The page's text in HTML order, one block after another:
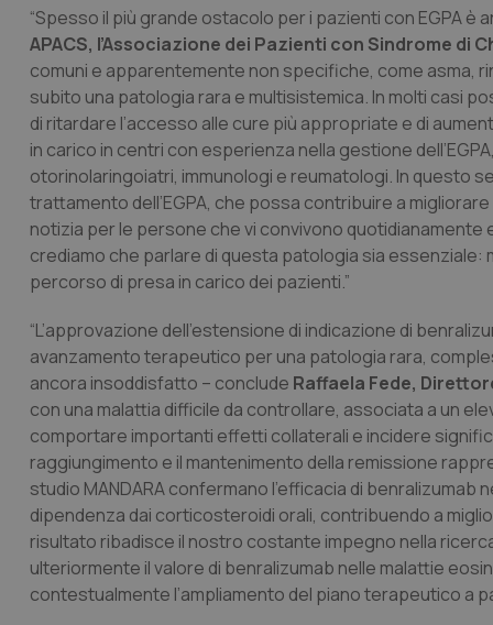
“Spesso il più grande ostacolo per i pazienti con EGPA è
APACS, l’Associazione dei Pazienti con Sindrome di
comuni e apparentemente non specifiche, come asma,
subito una patologia rara e multisistemica. In molti casi
di ritardare l’accesso alle cure più appropriate e di
in carico in centri con esperienza nella gestione
otorinolaringoiatri, immunologi e reumatologi. In questo
trattamento dell’EGPA, che possa contribuire a
notizia per le persone che vi convivono
crediamo che parlare di questa patologia sia
percorso di presa in carico dei pazienti.”
“L’approvazione dell’estensione di indicazione di
avanzamento terapeutico per una patologia rara,
ancora insoddisfatto – conclude Raffaela Fede,
con una malattia difficile da controllare, associata a un
comportare importanti effetti collaterali e incidere
raggiungimento e il mantenimento della remissione
studio MANDARA confermano l’efficacia di
dipendenza dai corticosteroidi orali, contribuendo a
risultato ribadisce il nostro costante impegno nella
ulteriormente il valore di benralizumab nelle malattie
contestualmente l’ampliamento del piano terapeutico a
Nome
tracking-sites-
session-id
_ga
PHPSESSID